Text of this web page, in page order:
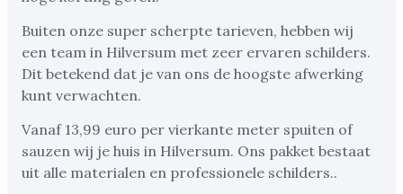
Buiten onze super scherpte tarieven, hebben wij
een team in Hilversum met zeer ervaren schilders.
Dit betekend dat je van ons de hoogste afwerking
kunt verwachten.
Vanaf 13,99 euro per vierkante meter spuiten of
sauzen wij je huis in Hilversum. Ons pakket bestaat
uit alle materialen en professionele schilders..